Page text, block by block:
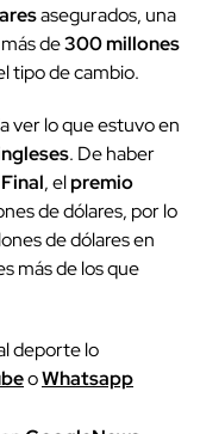
asegurados, una
de300 millones
tipo de cambio.
ver lo que estuvo en
. De haber
, elpremio
de dólares, por lo
de dólares en
más de los que
deporte lo
oWhatsapp